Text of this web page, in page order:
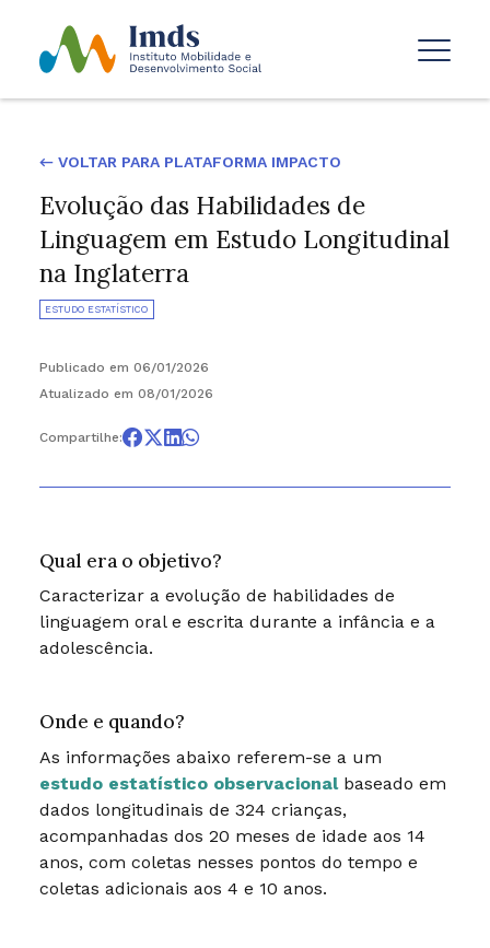
← VOLTAR PARA PLATAFORMA IMPACTO
Evolução das Habilidades de
Linguagem em Estudo Longitudinal
na Inglaterra
ESTUDO ESTATÍSTICO
Publicado em 06/01/2026
Atualizado em 08/01/2026
Compartilhe:
Qual era o objetivo?
Caracterizar a evolução de habilidades de
linguagem oral e escrita durante a infância e a
adolescência.
Onde e quando?
As informações abaixo referem-se a um
estudo estatístico observacionalbaseado em
dados longitudinais de 324 crianças,
acompanhadas dos 20 meses de idade aos 14
anos, com coletas nesses pontos do tempo e
coletas adicionais aos 4 e 10 anos.